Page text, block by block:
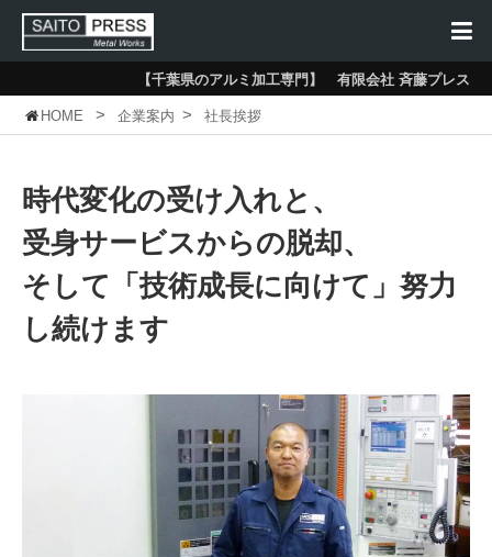
【千葉県のアルミ加工専門】 有限会社 斉藤プレス
HOME > 企業案内 > 社長挨拶
時代変化の受け入れと、
受身サービスからの脱却、
そして「技術成長に向けて」努力
し続けます